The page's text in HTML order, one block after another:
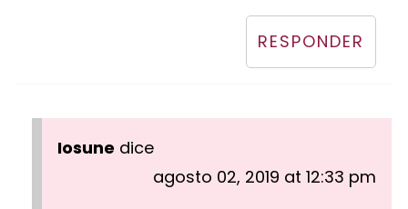
RESPONDER
Iosune dice
agosto 02, 2019 at 12:33 pm